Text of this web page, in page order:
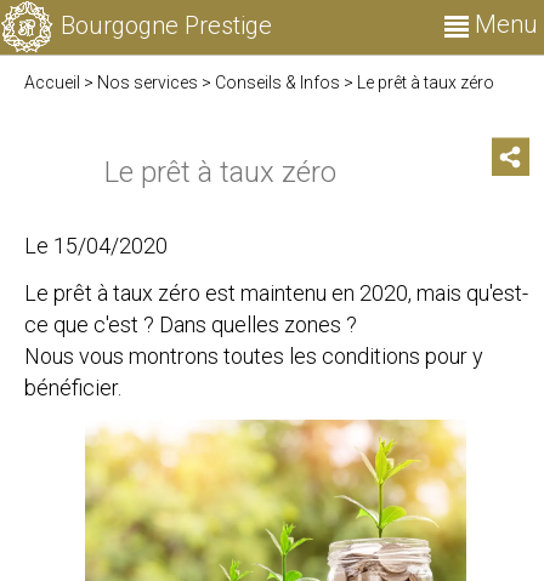
Bourgogne Prestige Menu
Accueil > Nos services > Conseils & Infos > Le prêt à taux zéro
Le prêt à taux zéro
Le 15/04/2020
Le prêt à taux zéro est maintenu en 2020, mais qu'est-
ce que c'est ? Dans quelles zones ?
Nous vous montrons toutes les conditions pour y
bénéficier.